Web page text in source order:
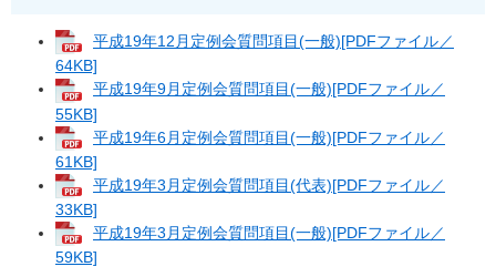
平成19年12月定例会質問項目(一般)[PDFファイル／
64KB]
平成19年9月定例会質問項目(一般)[PDFファイル／
55KB]
平成19年6月定例会質問項目(一般)[PDFファイル／
61KB]
平成19年3月定例会質問項目(代表)[PDFファイル／
33KB]
平成19年3月定例会質問項目(一般)[PDFファイル／
59KB]